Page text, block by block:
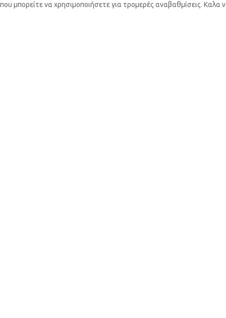
που μπορείτε να χρησιμοποιήσετε για τρομερές αναβαθμίσεις. Καλα